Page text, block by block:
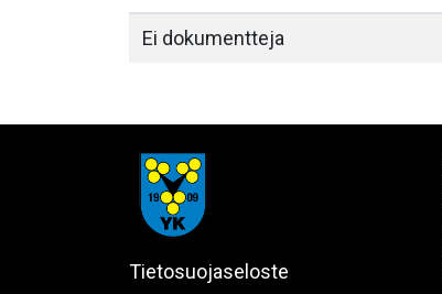
Ei dokumentteja
Tietosuojaseloste